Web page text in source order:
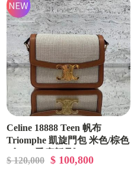
Celine 18888 Teen 帆布
Triomphe 凱旋門包 米色/棕色
$ 120,000 $ 100,800